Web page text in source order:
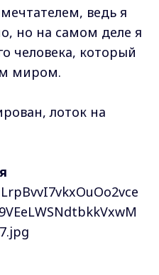
ведь я
но на самом деле я
человека, который
миром.
лоток на